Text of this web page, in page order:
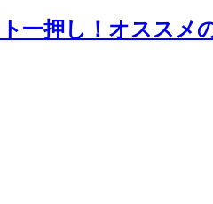
一押し！オススメ